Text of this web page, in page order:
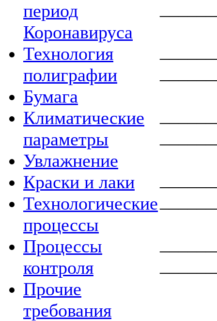
период
Коронавируса
Технология
полиграфии
Бумага
Климатические
параметры
Увлажнение
Краски и лаки
Технологические
процессы
Процессы
контроля
Прочие
требования